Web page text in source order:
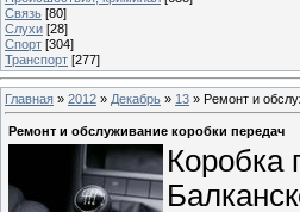
Связь [80]
Слухи [28]
Спорт [304]
Транспорт [277]
Главная » 2012 » Декабрь » 13 » Ремонт и
Ремонт и обслуживание коробки передач
Коробка